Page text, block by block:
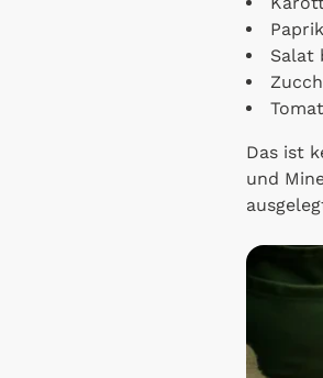
Salat
Das ist
und